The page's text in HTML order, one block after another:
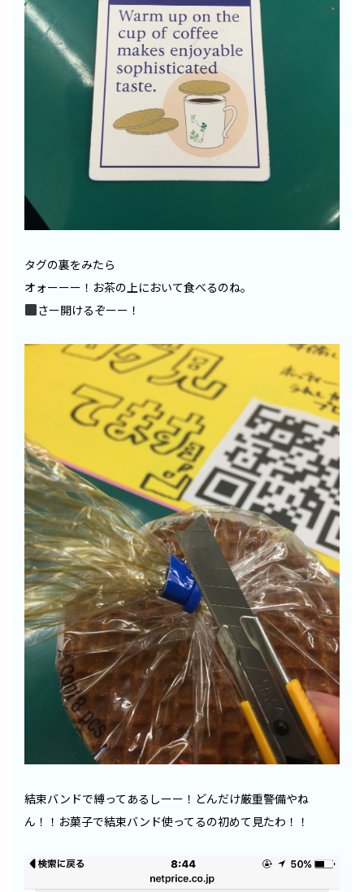
タグの裏をみたら
オォーーー！お茶の上において食べるのね。
さー開けるぞーー！
結束バンドで縛ってあるしーー！どんだけ厳重警備やね
ん！！お菓子で結束バンド使ってるの初めて見たわ！！